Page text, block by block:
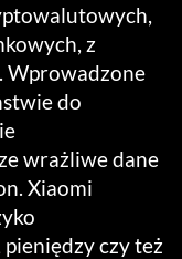
z
Wprowadzone
do
wrażliwe dane
Xiaomi
czy też